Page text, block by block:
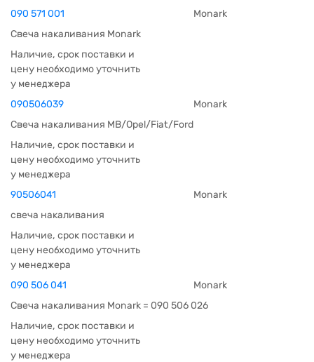
090 571 001
Monark
Свеча накаливания Monark
Наличие, срок поставки и
цену необходимо уточнить
у менеджера
090506039
Monark
Свеча накаливания MB/Opel/Fiat/Ford
Наличие, срок поставки и
цену необходимо уточнить
у менеджера
90506041
Monark
свеча накаливания
Наличие, срок поставки и
цену необходимо уточнить
у менеджера
090 506 041
Monark
Свеча накаливания Monark = 090 506 026
Наличие, срок поставки и
цену необходимо уточнить
у менеджера